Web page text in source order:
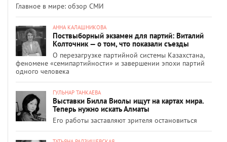
Главное в мире: обзор СМИ
АННА КАЛАШНИКОВА
Поствыборный экзамен для партий: Виталий
Колточник — о том, что показали съезды
О перезагрузке партийной системы Казахстана,
феномене «семипартийности» и завершении эпохи партий
одного человека
ГУЛЬНАР ТАНКАЕВА
Выставки Билла Виолы ищут на картах мира.
Теперь нужно искать Алматы
Его работы заставляют зрителя остановиться